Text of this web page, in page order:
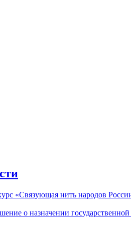
«Связующая нить народов
о назначении